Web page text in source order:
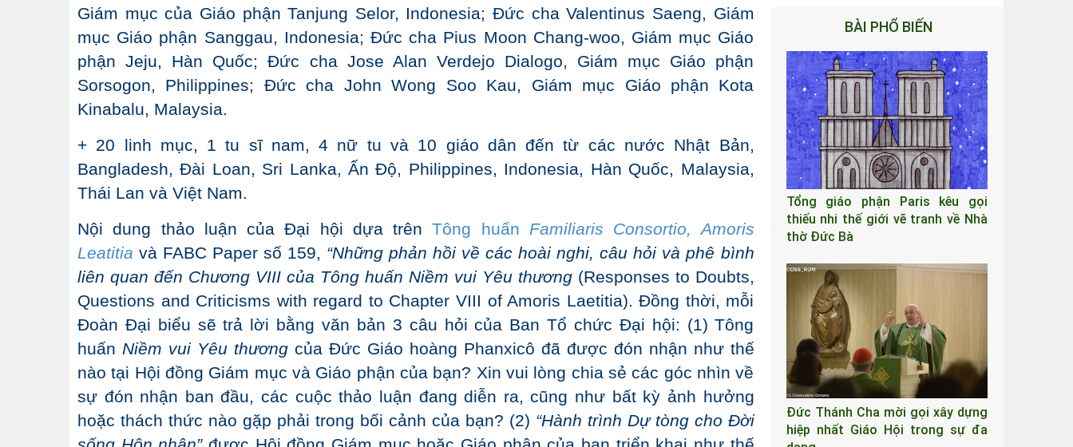
Giám mục của Giáo phận Tanjung Selor, Indonesia; Đức cha Valentinus Saeng, Giám
mục Giáo phận Sanggau, Indonesia; Đức cha Pius Moon Chang-woo, Giám mục Giáo
phận Jeju, Hàn Quốc; Đức cha Jose Alan Verdejo Dialogo, Giám mục Giáo phận
Sorsogon, Philippines; Đức cha John Wong Soo Kau, Giám mục Giáo phận Kota
Kinabalu, Malaysia.
+ 20 linh mục, 1 tu sĩ nam, 4 nữ tu và 10 giáo dân đến từ các nước Nhật Bản,
Bangladesh, Đài Loan, Sri Lanka, Ấn Độ, Philippines, Indonesia, Hàn Quốc, Malaysia,
Thái Lan và Việt Nam.
Nội dung thảo luận của Đại hội dựa trênTông huấn Familiaris Consortio, Amoris
Leatitia và FABC Paper số 159, “Những phản hồi về các hoài nghi, câu hỏi và phê bình
liên quan đến Chương VIII của Tông huấn Niềm vui Yêu thương (Responses to Doubts,
Questions and Criticisms with regard to Chapter VIII of Amoris Laetitia). Đồng thời, mỗi
Đoàn Đại biểu sẽ trả lời bằng văn bản 3 câu hỏi của Ban Tổ chức Đại hội: (1) Tông
huấn Niềm vui Yêu thươngcủa Đức Giáo hoàng Phanxicô đã được đón nhận như thế
nào tại Hội đồng Giám mục và Giáo phận của bạn? Xin vui lòng chia sẻ các góc nhìn về
sự đón nhận ban đầu, các cuộc thảo luận đang diễn ra, cũng như bất kỳ ảnh hưởng
hoặc thách thức nào gặp phải trong bối cảnh của bạn? (2) “Hành trình Dự tòng cho Đời
BÀI PHỔ BIẾN
Tổng giáo phận Paris kêu gọi
thiếu nhi thế giới vẽ tranh về Nhà
thờ Đức Bà
Đức Thánh Cha mời gọi xây dựng
hiệp nhất Giáo Hội trong sự đa